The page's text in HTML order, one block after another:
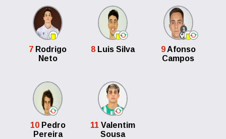
7 Rodrigo
Neto
8 Luis Silva
1
9Afonso
Campos
10Pedro
Pereira
11 Valentim
Sousa